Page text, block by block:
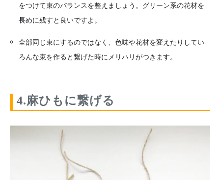
をつけて束のバランスを整えましょう。グリーン系の花材を
長めに残すと良いですよ。
全部同じ束にするのではなく、色味や花材を変えたりしてい
ろんな束を作ると繋げた時にメリハリがつきます。
4.麻ひもに繋げる